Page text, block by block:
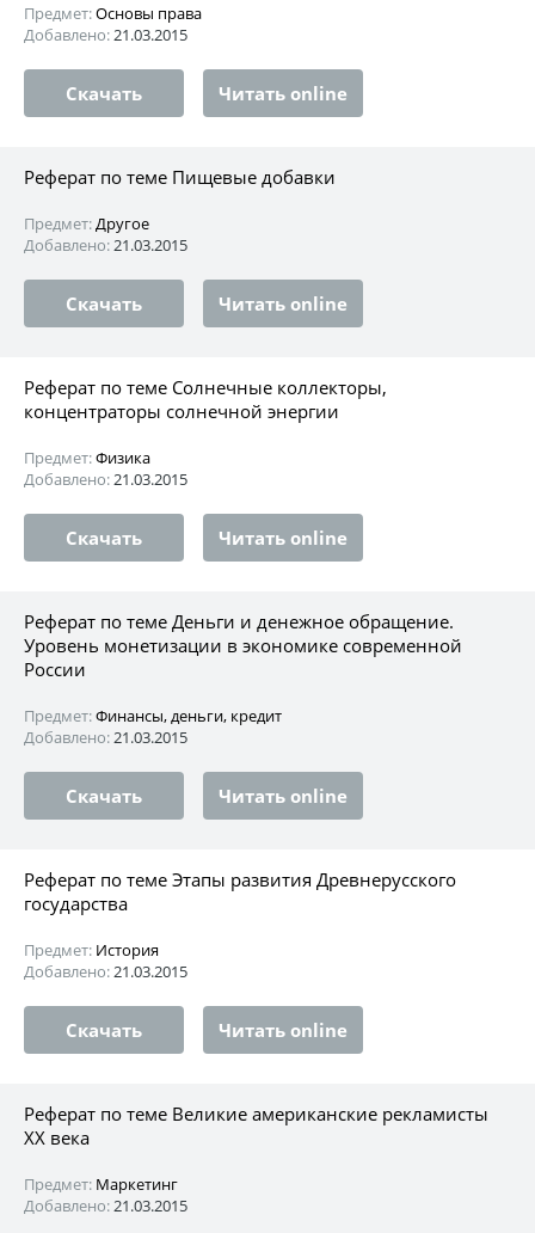
Предмет:Основы права
Добавлено:21.03.2015
Скачать Читать online
Реферат по теме Пищевые добавки
Предмет:Другое
Добавлено:21.03.2015
Скачать Читать online
Реферат по теме Солнечные коллекторы,
концентраторы солнечной энергии
Предмет:Физика
Добавлено:21.03.2015
Скачать Читать online
Реферат по теме Деньги и денежное обращение.
Уровень монетизации в экономике современной
России
Предмет:Финансы, деньги, кредит
Добавлено:21.03.2015
Скачать Читать online
Реферат по теме Этапы развития Древнерусского
государства
Предмет: История
Добавлено:21.03.2015
Скачать Читать online
Реферат по теме Великие американские рекламисты
XX века
Предмет: Маркетинг
Добавлено:21.03.2015